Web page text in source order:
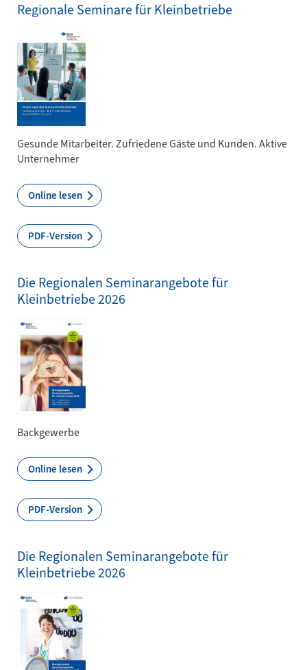
Regionale Seminare für Kleinbetriebe
Gesunde Mitarbeiter. Zufriedene Gäste und Kunden. Aktive
Unternehmer
Online lesen
PDF-Version
Die Regionalen Seminarangebote für
Kleinbetriebe 2026
Backgewerbe
Online lesen
PDF-Version
Die Regionalen Seminarangebote für
Kleinbetriebe 2026